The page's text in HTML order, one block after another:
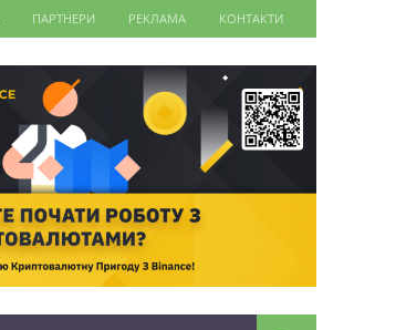
ПАРТНЕРИ РЕКЛАМА КОНТАКТИ